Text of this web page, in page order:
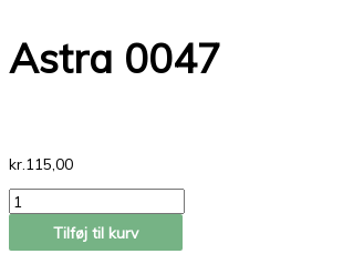
Astra 0047
kr. 115,00
Tilføj til kurv